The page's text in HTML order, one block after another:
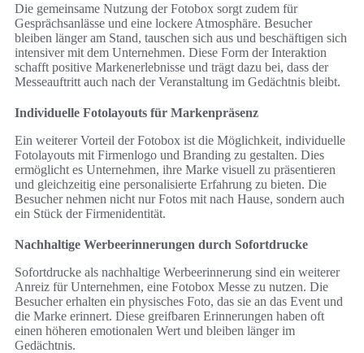
Die gemeinsame Nutzung der Fotobox sorgt zudem für
Gesprächsanlässe und eine lockere Atmosphäre. Besucher
bleiben länger am Stand, tauschen sich aus und beschäftigen sich
intensiver mit dem Unternehmen. Diese Form der Interaktion
schafft positive Markenerlebnisse und trägt dazu bei, dass der
Messeauftritt auch nach der Veranstaltung im Gedächtnis bleibt.
Individuelle Fotolayouts für Markenpräsenz
Ein weiterer Vorteil der Fotobox ist die Möglichkeit, individuelle
Fotolayouts mit Firmenlogo und Branding zu gestalten. Dies
ermöglicht es Unternehmen, ihre Marke visuell zu präsentieren
und gleichzeitig eine personalisierte Erfahrung zu bieten. Die
Besucher nehmen nicht nur Fotos mit nach Hause, sondern auch
ein Stück der Firmenidentität.
Nachhaltige Werbeerinnerungen durch Sofortdrucke
Sofortdrucke als nachhaltige Werbeerinnerung sind ein weiterer
Anreiz für Unternehmen, eine Fotobox Messe zu nutzen. Die
Besucher erhalten ein physisches Foto, das sie an das Event und
die Marke erinnert. Diese greifbaren Erinnerungen haben oft
einen höheren emotionalen Wert und bleiben länger im
Gedächtnis.